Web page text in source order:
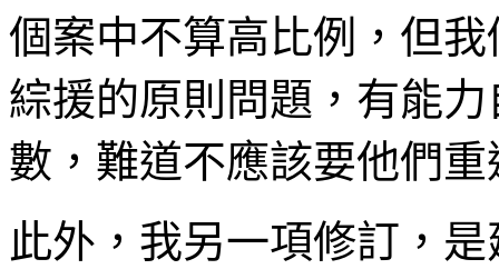
個案中不算高比例，但
綜援的原則問題，有能
數，難道不應該要他們
此外，我另一項修訂，